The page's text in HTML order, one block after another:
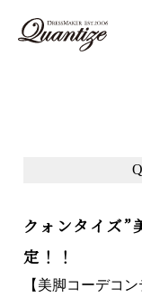
クォンタイズ”
定！！
【美脚コーデコ